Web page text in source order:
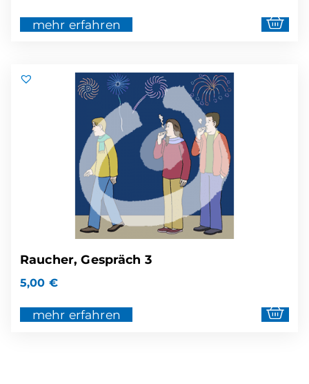
mehr erfahren
Raucher, Gespräch 3
5,00 €
mehr erfahren